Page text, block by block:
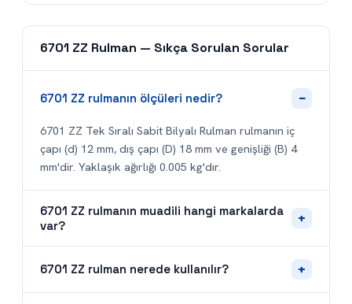
6701 ZZ Rulman — Sıkça Sorulan Sorular
6701 ZZ rulmanın ölçüleri nedir? −
6701 ZZ Tek Sıralı Sabit Bilyalı Rulman rulmanın iç
çapı (d) 12 mm, dış çapı (D) 18 mm ve genişliği (B) 4
mm'dir. Yaklaşık ağırlığı 0.005 kg'dır.
6701 ZZ rulmanın muadili hangi markalarda
var?
+
6701 ZZ rulman nerede kullanılır? +